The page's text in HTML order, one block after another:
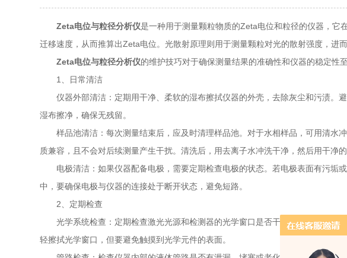
Zeta电位与粒径分析仪是一种用于测量颗粒物质的Zeta电位和粒径的仪器，它
迁移速度，从而推算出Zeta电位。光散射原理则用于测量颗粒对光的散射强度，进
Zeta电位与粒径分析仪的维护技巧对于确保测量结果的准确性和仪器的稳定性
1、日常清洁
仪器外部清洁：定期用干净、柔软的湿布擦拭仪器的外壳，去除灰尘和污渍。
湿布擦净，确保无残留。
样品池清洁：每次测量结束后，应及时清理样品池。对于水相样品，可用清水
质兼容，且不会对后续测量产生干扰。清洗后，用去离子水冲洗干净，然后用干净
电极清洁：如果仪器配备电极，需要定期检查电极的状态。若电极表面有污垢
中，要确保电极与仪器的连接处于断开状态，避免短路。
2、定期检查
光学系统检查：定期检查激光光源和检测器的光学窗口是否干净、无划痕。如
轻擦拭光学窗口，但要避免触摸到光学元件的表面。